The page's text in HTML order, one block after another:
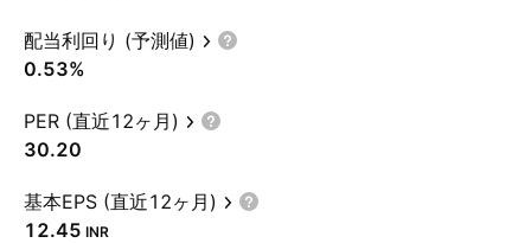
配当利回り (予測値)
0.53%
PER (直近12ヶ月)
30.20
基本EPS (直近12ヶ月)
12.45 INR